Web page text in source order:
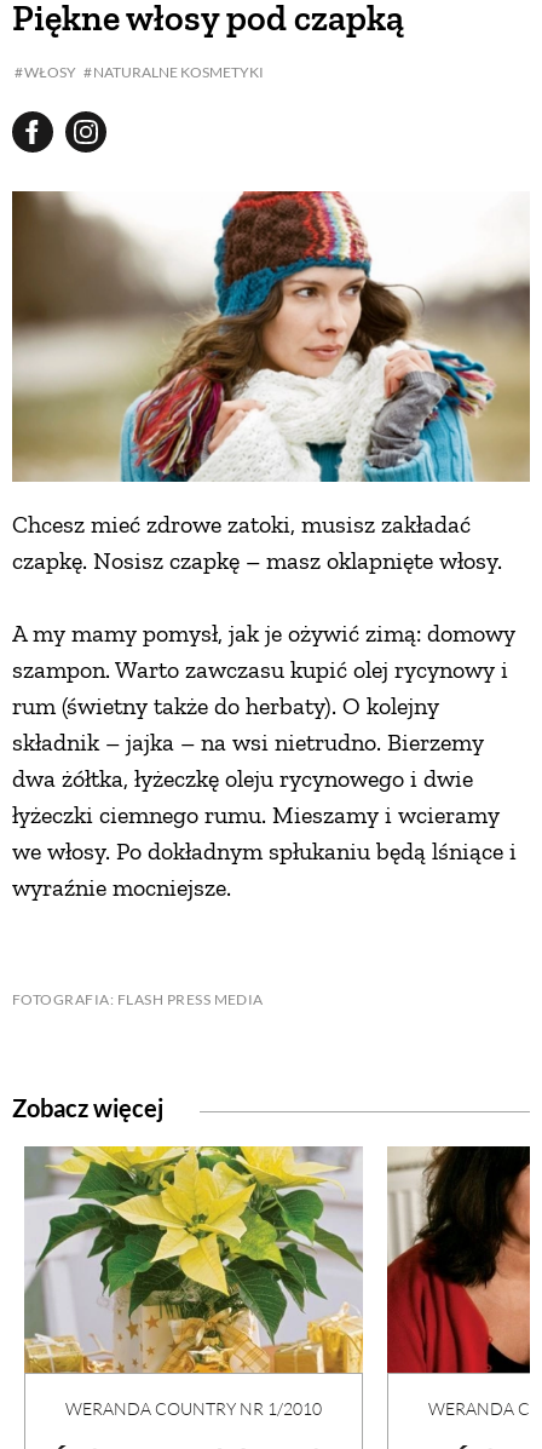
Piękne włosy pod czapką
WŁOSY NATURALNE KOSMETYKI
Chcesz mieć zdrowe zatoki, musisz zakładać
czapkę. Nosisz czapkę – masz oklapnięte włosy.
A my mamy pomysł, jak je ożywić zimą: domowy
szampon. Warto zawczasu kupić olej rycynowy i
rum (świetny także do herbaty). O kolejny
składnik – jajka – na wsi nietrudno. Bierzemy
dwa żółtka, łyżeczkę oleju rycynowego i dwie
łyżeczki ciemnego rumu. Mieszamy i wcieramy
we włosy. Po dokładnym spłukaniu będą lśniące i
wyraźnie mocniejsze.
FOTOGRAFIA: FLASH PRESS MEDIA
Zobacz więcej
WERANDA COUNTRY NR 1/2010 WERANDA
BUDUJEMY DOM
WARZYWA I OWOCE
ROŚLINY OGRODOWE
PORADY
ZIELEŃ W DOMU
PROJEKTOWANIE OGRODU
URODA
NATURALNA APTECZKA
DLA DOMU
PRZYRODA
ZWIERZĘTA W NATURZE
GRZYBY
KRAJOBRAZ
RĘKODZIEŁO